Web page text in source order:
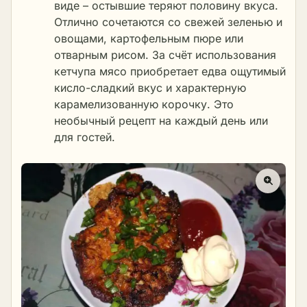
виде – остывшие теряют половину вкуса.
Отлично сочетаются со свежей зеленью и
овощами, картофельным пюре или
отварным рисом. За счёт использования
кетчупа мясо приобретает едва ощутимый
кисло-сладкий вкус и характерную
карамелизованную корочку. Это
необычный рецепт на каждый день или
для гостей.